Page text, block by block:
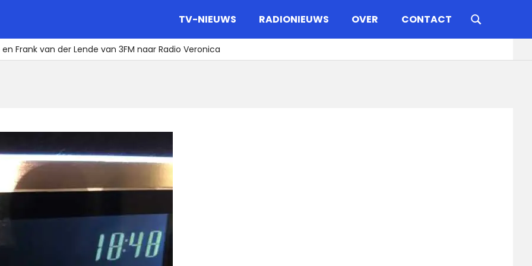
TV-NIEUWS RADIONIEUWS OVER CONTACT
Frank van der Lende van 3FM naar Radio Veronica